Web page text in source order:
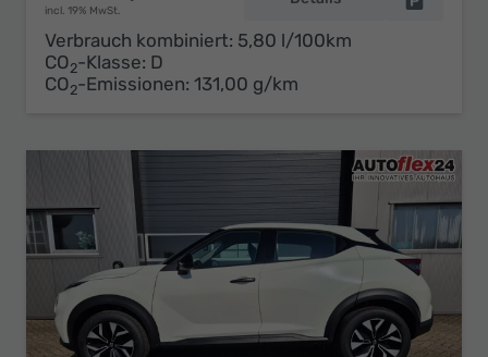
incl. 19% MwSt.
Verbrauch kombiniert: 5,80 l/100km
CO2-Klasse: D
CO2-Emissionen: 131,00 g/km